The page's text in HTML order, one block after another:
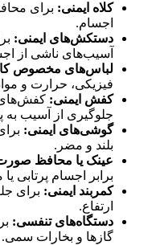
کلاه ایمنی: برای
اجسام.
دستکش‌های ایمنی:
آسیب‌های ناشی از
لباس‌های مخصوص
فیزیکی، حرارت و
کفش ایمنی: کفش‌های
جلوگیری از آسیب به
گوشی‌های ایمنی:
بلند و مضر.
عینک یا محافظ
برابر اجسام پرتابی
کمربند ایمنی: برای
ارتفاع.
دستگاه‌های تنفسی:
گازها و بخارات سمی.